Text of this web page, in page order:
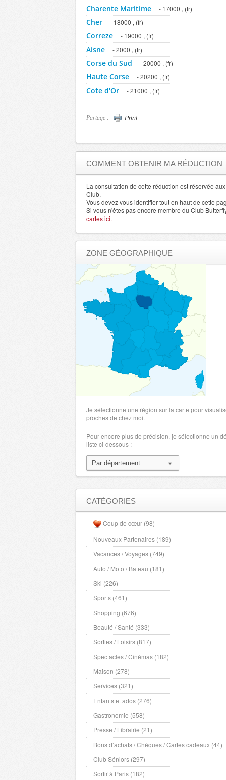
Charente Maritime - 17000 , (fr)
Cher - 18000 , (fr)
Correze - 19000 , (fr)
Aisne - 2000 , (fr)
Corse du Sud - 20000 , (fr)
Haute Corse - 20200 , (fr)
Cote d'Or - 21000 , (fr)
Creuse - 23000 , (fr)
Doubs - 25000 , (fr)
Drome
Eure - 27000 , (fr)
Eure et Loir - 28000 , (fr)
Finistere - 29000 , (fr)
Allier - 3000 , (fr)
Haute Garonne - 31000 , (fr)
Herault - 34000 , (fr)
Ille et Vilaine - 35000 , (fr)
Indre - 36000 , (fr)
Indre et Loire - 37000 , (fr)
Isere - 38000 , (fr)
Jura
Alpes de Haute Provence - 4000 , (fr)
- 40000 , (fr)
Loir et Cher - 41000 , (fr)
- 42000 , (fr)
- 43000 , (fr)
Loiret - 45000 , (fr)
Lot
Lot et Garonne
Lozere - 48000 , (fr)
Maine et Loire - 49000 , (fr)
Hautes Alpes
Manche - 50000 , (fr)
Marne - 51000 , (fr)
Haute Marne - 52000 , (fr)
Mayenne - 53000 , (fr)
Meurthe et Moselle - 54000 , (fr)
Meuse - 55000 , (fr)
Morbihan
Moselle - 57000 , (fr)
Nievre - 58000 , (fr)
Nord - 59000 , (fr)
Alpes Maritimes - 6000 , (fr)
Oise - 60000 , (fr)
Orne - 61000 , (fr)
Pas de Calais - 62000 , (fr)
Puy de Dome - 63000 , (fr)
Pyrenees Atlantiques
Hautes Pyrenees
Pyrenees Orientales
Bas Rhin - 67000 , (fr)
Haut Rhin - 68000 , (fr)
Rhone - 69000 , (fr)
Partage : Print
COMMENT OBTENIR MA RÉDUCTION
La consultation de cette réduction est réservée
Club.
Vous devez vous identifier tout en haut de cette
Si vous n'êtes pas encore membre du Club
cartes ici.
ZONE GÉOGRAPHIQUE
Je sélectionne une région sur la carte pour
proches de chez moi.
Pour encore plus de précision, je sélectionne un
liste ci-dessous :
CATÉGORIES
Coup de cœur (98)
Nouveaux Partenaires (189)
Vacances / Voyages (749)
Auto / Moto / Bateau (181)
Ski (226)
Sports (461)
Shopping (676)
Beauté / Santé (333)
Sorties / Loisirs (817)
Spectacles / Cinémas (182)
Maison (278)
Services (321)
Enfants et ados (276)
Gastronomie (558)
Presse / Librairie (21)
Bons d’achats / Chèques / Cartes cadeaux (44)
Club Séniors (297)
Sortir à Paris (182)